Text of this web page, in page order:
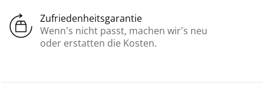
Zufriedenheitsgarantie
Wenn’s nicht passt, machen wir’s neu
oder erstatten die Kosten.